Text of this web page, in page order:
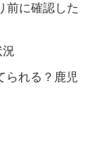
前に確認した
られる？鹿児